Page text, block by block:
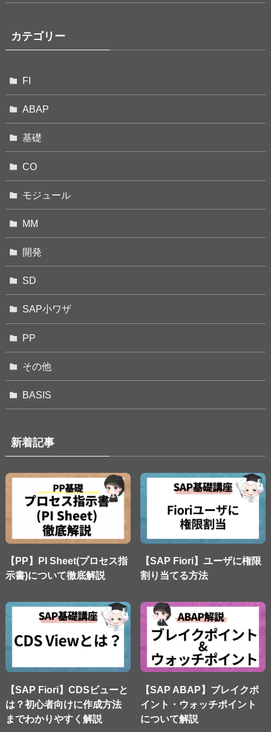
カテゴリー
FI
ABAP
基礎
CO
モジュール
MM
開発
SD
SAP小ワザ
PP
その他
BASIS
新着記事
【PP】PI Sheet(プロセス指
示書)について徹底解説
【SAP Fiori】ユーザに権限
割り当てる方法
【SAP Fiori】CDSビューと
は？初心者向けに作成方法
までわかりやすく解説
【SAP ABAP】ブレイクポ
イント・ウォッチポイント
について解説